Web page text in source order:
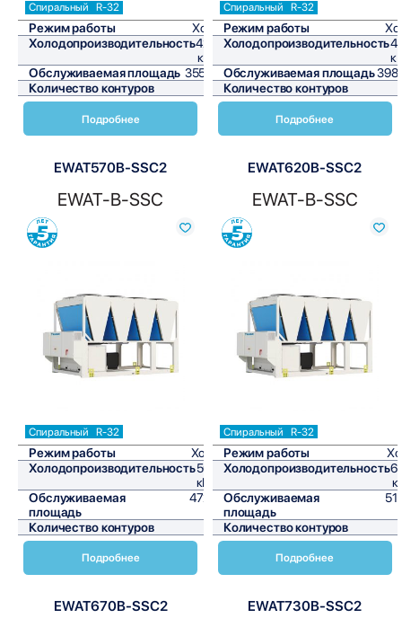
Спиральный R-32
Режим работы
Холод
Холодопроизводительность426,6
кВт/ч
Обслуживаемая площадь 3555 м²
Количество контуров
2
Подробнее
Спиральный R-32
Режим работы
Холодопроизводительность
Обслуживаемая площадь
Количество контуров
Подробнее
EWAT570B-SSC2
EWAT-B-SSC
Сравнить
Спиральный R-32
Режим работы
Холод
Холодопроизводительность567,3
кВт/ч
Обслуживаемая
площадь
4727,5
м²
Количество контуров
2
Подробнее
EWAT620B-SSC2
EWAT-B-SSC
Сравнить
Спиральный R-32
Режим работы
Холодопроизводительность
Обслуживаемая
площадь
Количество контуров
Подробнее
EWAT670B-SSC2 EWAT730B-SSC2